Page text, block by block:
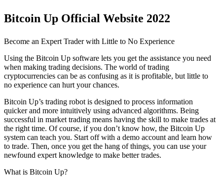
Bitcoin Up Official Website 2022
Become an Expert Trader with Little to No Experience
Using the Bitcoin Up software lets you get the assistance you need
when making trading decisions. The world of trading
cryptocurrencies can be as confusing as it is profitable, but little to
no experience can hurt your chances.
Bitcoin Up’s trading robot is designed to process information
quicker and more intuitively using advanced algorithms. Being
successful in market trading means having the skill to make trades at
the right time. Of course, if you don’t know how, the Bitcoin Up
system can teach you. Start off with a demo account and learn how
to trade. Then, once you get the hang of things, you can use your
newfound expert knowledge to make better trades.
What is Bitcoin Up?